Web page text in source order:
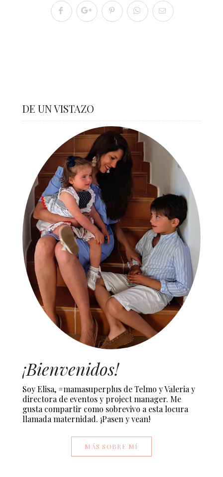
DE UN VISTAZO
¡Bienvenidos!
Soy Elisa, #mamasuperplus de Telmo y Valeria y
directora de eventos y project manager. Me
gusta compartir como sobrevivo a esta locura
llamada maternidad. ¡Pasen y vean!
MÁS SOBRE MÍ